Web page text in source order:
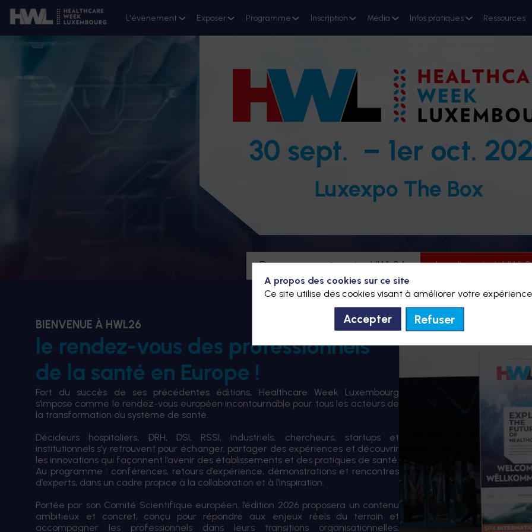
L'évènement Exposer Programme Inscription Média Infos pratiques Ressources
30 sept. – 1er oct.
Luxexpo The Box
Devenez partenaire HWL26 Je m'inscris à
BIENVENUE À HWL26
le rendez-vous des professionnels
de la santé en Europe !
Fort du succès de ses précédentes éditions, Healthcare Week Luxembourg
s’impose comme le rendez-vous européen incontournable pour tous les acteurs de
la transformation du système de santé.
Décideurs hospitaliers, DRH, DSI, RSSI, industriels, chercheurs, startups et
institutionnels s’y retrouvent pour échanger, partager des expériences et découvrir
les innovations qui façonnent l’avenir des établissements et des pratiques de santé.
Au programme : conférences, retours d’expérience, démonstrations et rencontres
d’experts, dans un cadre propice à la collaboration et à l’inspiration.
Portée par son Comité Scientifique européen, l’édition 2026 proposera un contenu
ambitieux et concret, conçu pour répondre aux enjeux réels du terrain et
accompagner les professionnels dans leurs transitions organisationnelles,
A propos des cookies sur ce site
Ce site utilise des cookies visant à améliorer votre
Accepter Refuser